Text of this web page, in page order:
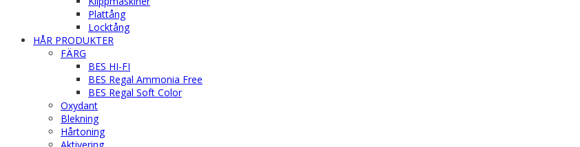
Plattång
Locktång
HÅR PRODUKTER
FÄRG
BES HI-FI
BES Regal Ammonia Free
BES Regal Soft Color
Oxydant
Blekning
Hårtoning
Aktivering